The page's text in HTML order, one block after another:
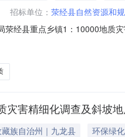
招标单位： 荥经县自然资源和
荥经县重点乡镇1：10000地质
文件。一、项目基本情况项目
灾害精细化调查及斜坡
族自治州｜九龙县
环保绿化